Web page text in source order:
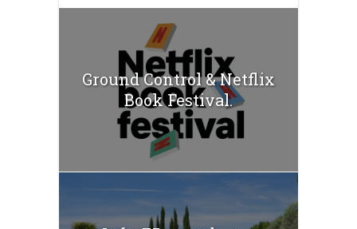
Ground Control & Netflix
Book Festival.